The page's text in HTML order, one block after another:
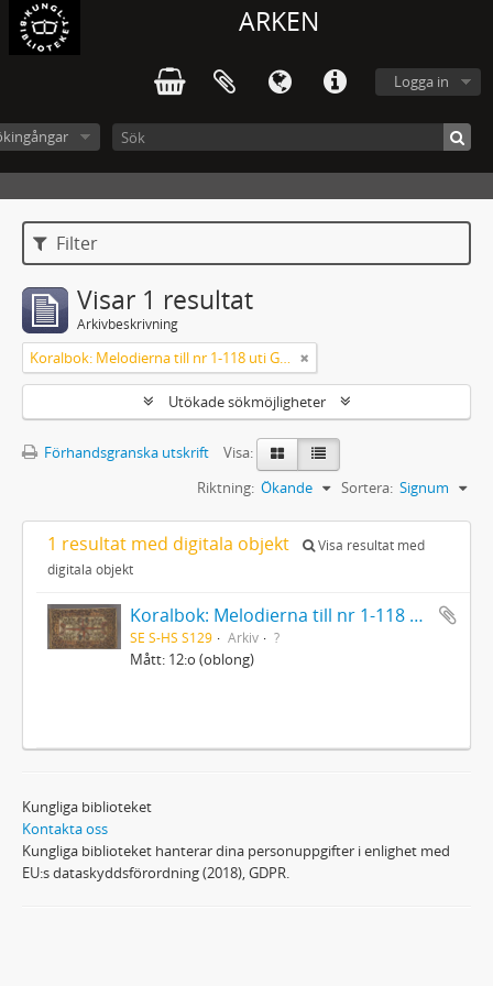
ARKEN
Logga in
Filter
Visar 1 resultat
Arkivbeskrivning
Koralbok: Melodierna till nr 1-118 uti Gamla Psalmboken, enstämmigt satta
Utökade sökmöjligheter
Förhandsgranska utskrift
Visa:
Sortera: Signum
Riktning: Ökande
1 resultat med digitala objekt
Visa resultat med
digitala objekt
Koralbok: Melodierna till nr 1-118 uti Gamla Psalmboken, enstämmigt satta
SE S-HS S129 Arkiv ?
Mått: 12:o (oblong)
Kungliga biblioteket
Kontakta oss
Kungliga biblioteket hanterar dina personuppgifter i enlighet med
EU:s dataskyddsförordning (2018), GDPR.